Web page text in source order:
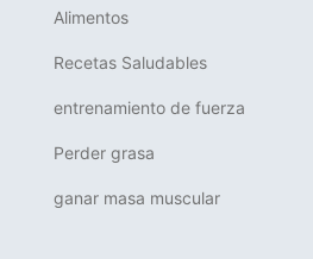
Alimentos
Recetas Saludables
entrenamiento de fuerza
Perder grasa
ganar masa muscular